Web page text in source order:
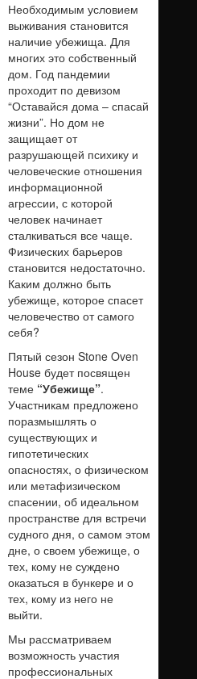
Необходимым условием
выживания становится
наличие убежища. Для
многих это собственный
дом. Год пандемии
проходит по девизом
“Оставайся дома – спасай
жизни”. Но дом не
защищает от
разрушающей психику и
человеческие отношения
информационной
агрессии, с которой
человек начинает
сталкиваться все чаще.
Физических барьеров
становится недостаточно.
Каким должно быть
убежище, которое спасет
человечество от самого
себя?
Пятый сезон Stone Oven
House будет посвящен
теме “Убежище”.
Участникам предложено
поразмышлять о
существующих и
гипотетических
опасностях, о физическом
или метафизическом
спасении, об идеальном
пространстве для встречи
судного дня, о самом этом
дне, о своем убежище, о
тех, кому не суждено
оказаться в бункере и о
тех, кому из него не
выйти.
Мы рассматриваем
возможность участия
профессиональных